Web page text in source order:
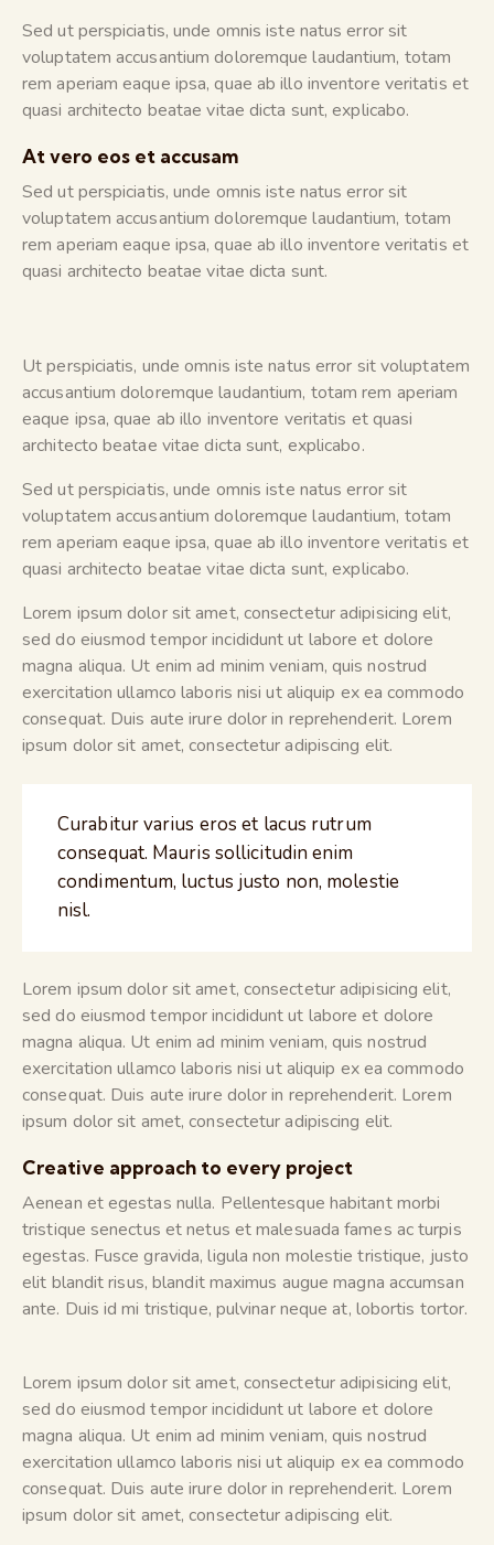
Sed ut perspiciatis, unde omnis iste natus error sit
voluptatem accusantium doloremque laudantium, totam
rem aperiam eaque ipsa, quae ab illo inventore veritatis et
quasi architecto beatae vitae dicta sunt, explicabo.
At vero eos et accusam
Sed ut perspiciatis, unde omnis iste natus error sit
voluptatem accusantium doloremque laudantium, totam
rem aperiam eaque ipsa, quae ab illo inventore veritatis et
quasi architecto beatae vitae dicta sunt.
Ut perspiciatis, unde omnis iste natus error sit voluptatem
accusantium doloremque laudantium, totam rem aperiam
eaque ipsa, quae ab illo inventore veritatis et quasi
architecto beatae vitae dicta sunt, explicabo.
Sed ut perspiciatis, unde omnis iste natus error sit
voluptatem accusantium doloremque laudantium, totam
rem aperiam eaque ipsa, quae ab illo inventore veritatis et
quasi architecto beatae vitae dicta sunt, explicabo.
Lorem ipsum dolor sit amet, consectetur adipisicing elit,
sed do eiusmod tempor incididunt ut labore et dolore
magna aliqua. Ut enim ad minim veniam, quis nostrud
exercitation ullamco laboris nisi ut aliquip ex ea commodo
consequat. Duis aute irure dolor in reprehenderit. Lorem
ipsum dolor sit amet, consectetur adipiscing elit.
Curabitur varius eros et lacus rutrum
consequat. Mauris sollicitudin enim
condimentum, luctus justo non, molestie
nisl.
Lorem ipsum dolor sit amet, consectetur adipisicing elit,
sed do eiusmod tempor incididunt ut labore et dolore
magna aliqua. Ut enim ad minim veniam, quis nostrud
exercitation ullamco laboris nisi ut aliquip ex ea commodo
consequat. Duis aute irure dolor in reprehenderit. Lorem
ipsum dolor sit amet, consectetur adipiscing elit.
Creative approach to every project
Aenean et egestas nulla. Pellentesque habitant morbi
tristique senectus et netus et malesuada fames ac turpis
egestas. Fusce gravida, ligula non molestie tristique, justo
elit blandit risus, blandit maximus augue magna accumsan
ante. Duis id mi tristique, pulvinar neque at, lobortis tortor.
Lorem ipsum dolor sit amet, consectetur adipisicing elit,
sed do eiusmod tempor incididunt ut labore et dolore
magna aliqua. Ut enim ad minim veniam, quis nostrud
exercitation ullamco laboris nisi ut aliquip ex ea commodo
consequat. Duis aute irure dolor in reprehenderit. Lorem
ipsum dolor sit amet, consectetur adipiscing elit.